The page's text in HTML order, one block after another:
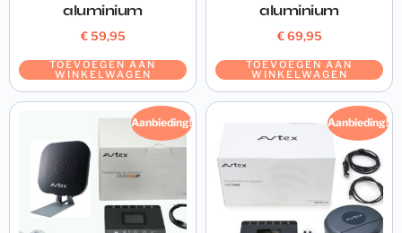
aluminium
€59,95
TOEVOEGEN AAN
WINKELWAGEN
aluminium
€69,95
TOEVOEGEN AAN
WINKELWAGEN
Aanbieding! Aanbieding!